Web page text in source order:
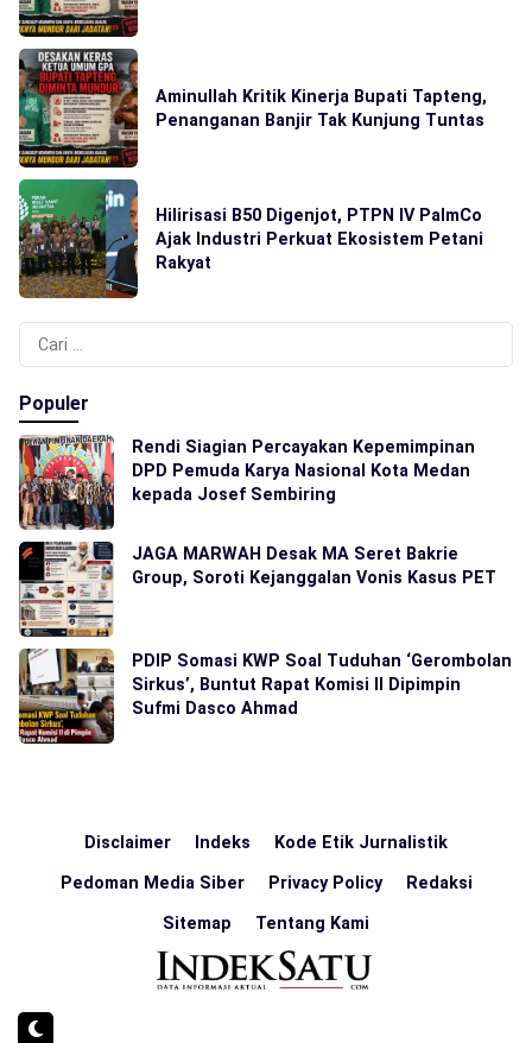
Aminullah Kritik Kinerja Bupati Tapteng,
Penanganan Banjir Tak Kunjung Tuntas
Hilirisasi B50 Digenjot, PTPN IV PalmCo
Ajak Industri Perkuat Ekosistem Petani
Rakyat
Cari
untuk:
Populer
Rendi Siagian Percayakan Kepemimpinan
DPD Pemuda Karya Nasional Kota Medan
kepada Josef Sembiring
JAGA MARWAH Desak MA Seret Bakrie
Group, Soroti Kejanggalan Vonis Kasus PET
PDIP Somasi KWP Soal Tuduhan ‘Gerombolan
Sirkus’, Buntut Rapat Komisi II Dipimpin
Sufmi Dasco Ahmad
Disclaimer Indeks Kode Etik Jurnalistik
Pedoman Media Siber Privacy Policy Redaksi
Sitemap Tentang Kami